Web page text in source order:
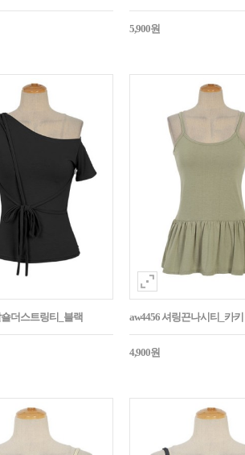
5,900원
더스트링티_블랙 aw4456 셔링끈나시티_카키
4,900원